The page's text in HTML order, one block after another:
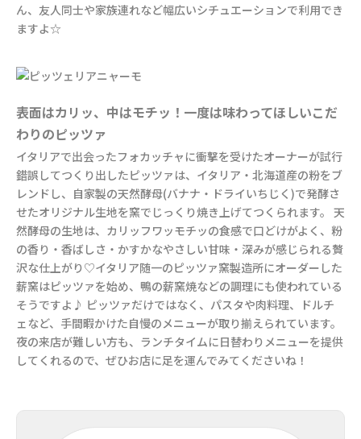
ん、友人同士や家族連れなど幅広いシチュエーションで利用でき
ますよ☆
表面はカリッ、中はモチッ！一度は味わってほしいこだ
わりのピッツァ
イタリアで出会ったフォカッチャに衝撃を受けたオーナーが試行
錯誤してつくり出したピッツァは、イタリア・北海道産の粉をブ
レンドし、自家製の天然酵母(バナナ・ドライいちじく)で発酵さ
せたオリジナル生地を窯でじっくり焼き上げてつくられます。 天
然酵母の生地は、カリッフワッモチッの食感で口どけがよく、粉
の香り・香ばしさ・かすかなやさしい甘味・深みが感じられる贅
沢な仕上がり♡イタリア随一のピッツァ窯製造所にオーダーした
薪窯はピッツァを始め、鴨の薪窯焼などの調理にも使われている
そうですよ♪ ピッツァだけではなく、パスタや肉料理、ドルチ
ェなど、手間暇かけた自慢のメニューが取り揃えられています。
夜の来店が難しい方も、ランチタイムに日替わりメニューを提供
してくれるので、ぜひお店に足を運んでみてくださいね！